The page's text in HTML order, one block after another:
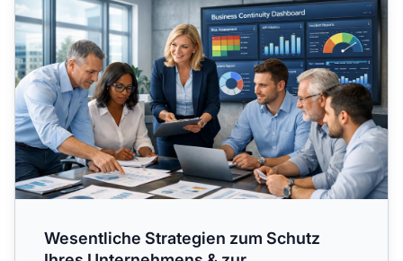
Wesentliche Strategien zum Schutz